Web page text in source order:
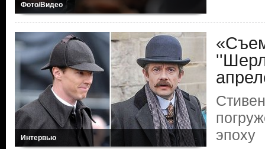
Фото/Видео
Интервью
эпоху